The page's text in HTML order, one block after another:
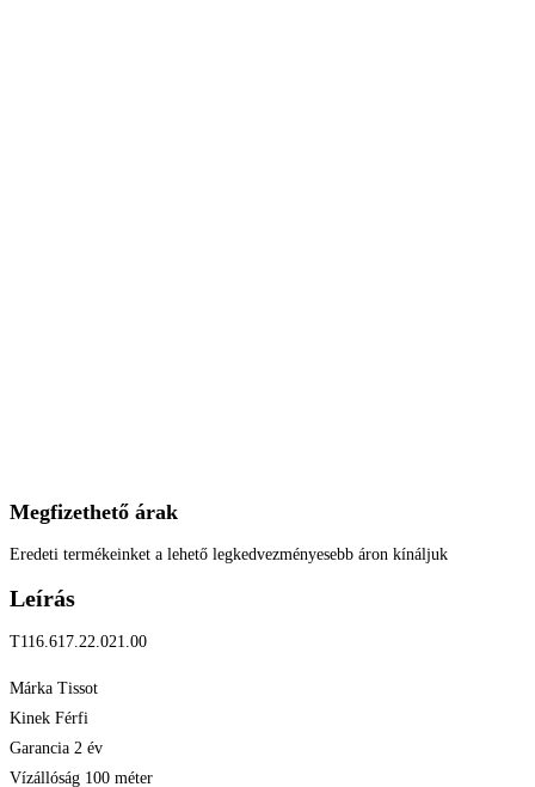
Megfizethető árak
Eredeti termékeinket a lehető legkedvezményesebb áron kínáljuk
Leírás
T116.617.22.021.00
Márka Tissot
Kinek Férfi
Garancia 2 év
Vízállóság 100 méter